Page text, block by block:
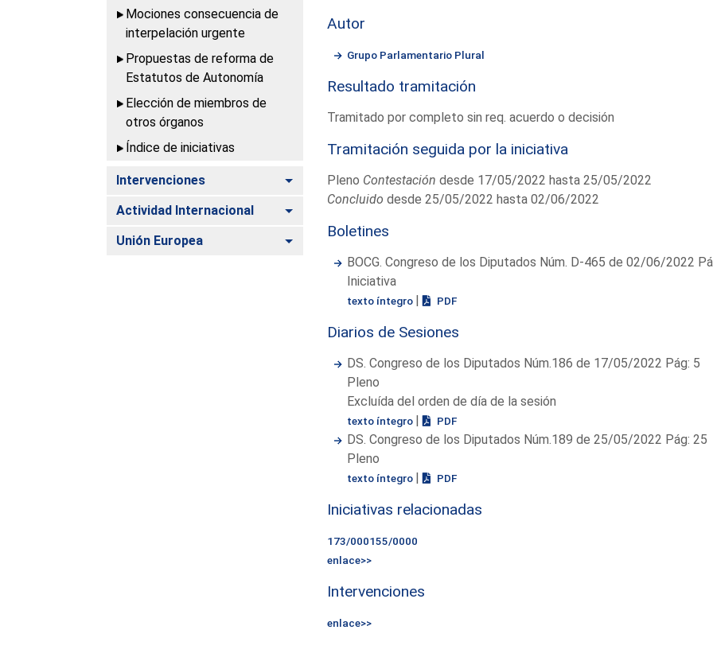
Mociones consecuencia de
interpelación urgente
Propuestas de reforma de
Estatutos de Autonomía
Elección de miembros de
otros órganos
Índice de iniciativas
Intervenciones Alternar
Actividad Internacional Alternar
Unión Europea Alternar
Autor
Grupo Parlamentario Plural
Resultado tramitación
Tramitado por completo sin req. acuerdo o decisión
Tramitación seguida por la iniciativa
Pleno Contestación desde 17/05/2022 hasta 25/05/2022
Concluido desde 25/05/2022 hasta 02/06/2022
Boletines
BOCG. Congreso de los Diputados Núm. D-465 de 02/06/2022
Iniciativa
texto íntegro | PDF
Diarios de Sesiones
DS. Congreso de los Diputados Núm.186 de 17/05/2022 Pág: 5
Pleno
Excluída del orden de día de la sesión
texto íntegro | PDF
DS. Congreso de los Diputados Núm.189 de 25/05/2022 Pág: 25
Pleno
texto íntegro | PDF
Iniciativas relacionadas
173/000155/0000
enlace>>
Intervenciones
enlace>>